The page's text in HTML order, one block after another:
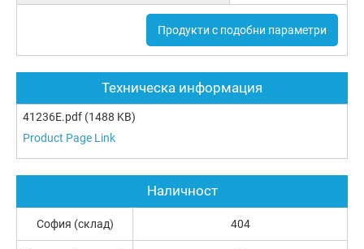
Продукти с подобни параметри
Техническа информация
41236E.pdf (1488 KB)
Product Page Link
Наличност
София (склад) 404